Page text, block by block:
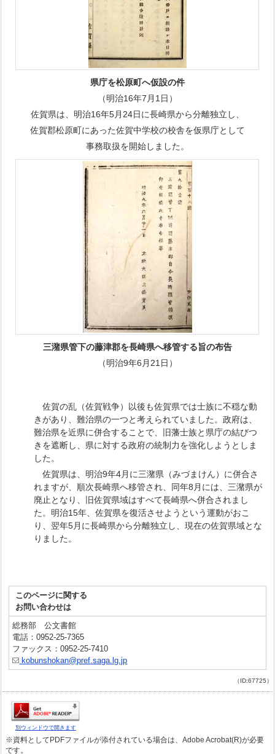
県庁を松原町へ仮設の件
（明治16年7月1日）
佐賀県は、明治16年5月24日に長崎県から分離独立し、
佐賀郡松原町にあった佐賀中学校の校舎を仮県庁として
事務取扱を開始しました。
三潴県管下の藤津郡を長崎県へ移管する旨の布告
（明治9年6月21日）
佐賀の乱（佐賀戦争）以後も佐賀県では士族に不穏な動
きがあり、難治県の一つと考えられていました。政府は、
難治県を近県に併合することで、旧藩士族と県庁の結びつ
きを遮断し、県に対する政府の統制力を強化しようとしま
した。
佐賀県は、明治9年4月に三潴県（みづまけん）に併合さ
れますが、順次長崎県へ移管され、同年8月には、三潴県が
廃止となり、旧佐賀県域はすべて長崎県へ併合されまし
た。明治15年、佐賀県を復活させようという運動がおこ
り、翌年5月に長崎県から分離独立し、現在の佐賀県域とな
りました。
このページに関する
お問い合わせは
総務部 公文書館
電話：0952-25-7365
ファックス：0952-25-7410
kobunshokan@pref.saga.lg.jp
（ID:67725）
別ウィンドウで開きます
※資料としてPDFファイルが添付されている場合は、Adobe Acrobat(R)が必要
です。